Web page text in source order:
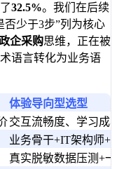
32.5%。我们在后续
否少于3步”列为核心
企采购思维，正在被
语言转化为业务语
体验导向型选型
交互流畅度、学习成
业务骨干+IT架构师+
真实脱敏数据压测+